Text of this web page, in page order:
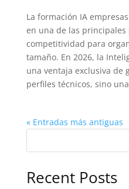
La formación IA
en una de las principales
competitividad para
tamaño. En 2026, la
una ventaja exclusiva de
perfiles técnicos, sino
« Entradas más antiguas
Recent Posts